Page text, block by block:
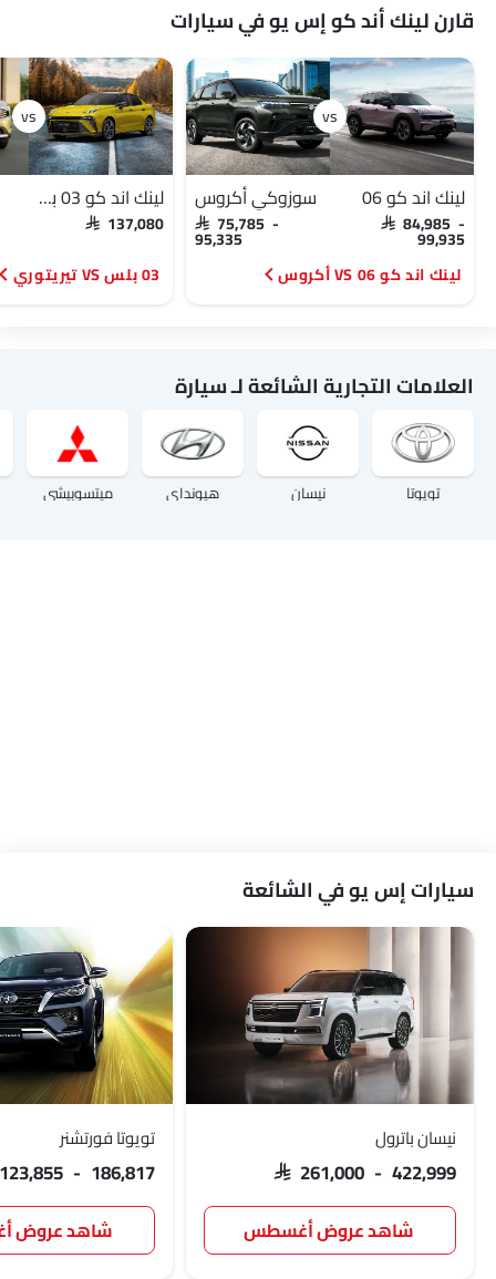
قارن لينك أند كو إس يو في سيارات
لينك اند كو 06
SAR 84,985 -
99,935
سوزوكي أكروس
SAR 75,785 -
95,335
لينك اند كو 06 VS أكروس
لينك اند كو 03 بلس
SAR 137,080
03 بلس VS تيريتوري
العلامات التجارية الشائعة لـ سيارة
تويوتا نيسان هيونداي ميتسوبيشي
سيارات إس يو في الشائعة
نيسان باترول
SAR 261,000 - 422,999
شاهد عروض أغسطس
تويوتا فورتشنر
123,855 - 186,817
شاهد عروض